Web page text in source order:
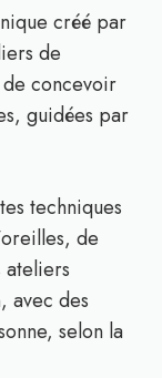
créé par
de
concevoir
guidées par
techniques
de
ateliers
avec des
selon la